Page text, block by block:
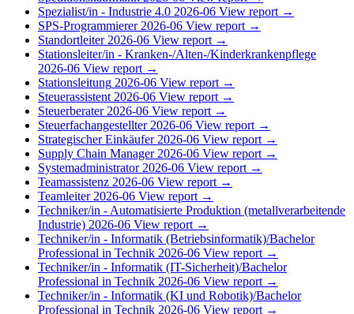
Spezialist/in - Industrie 4.0 2026-06 View report →
SPS-Programmierer 2026-06 View report →
Standortleiter 2026-06 View report →
Stationsleiter/in - Kranken-/Alten-/Kinderkrankenpflege
2026-06 View report →
Stationsleitung 2026-06 View report →
Steuerassistent 2026-06 View report →
Steuerberater 2026-06 View report →
Steuerfachangestellter 2026-06 View report →
Strategischer Einkäufer 2026-06 View report →
Supply Chain Manager 2026-06 View report →
Systemadministrator 2026-06 View report →
Teamassistenz 2026-06 View report →
Teamleiter 2026-06 View report →
Techniker/in - Automatisierte Produktion (metallverarbeitende
Industrie) 2026-06 View report →
Techniker/in - Informatik (Betriebsinformatik)/Bachelor
Professional in Technik 2026-06 View report →
Techniker/in - Informatik (IT-Sicherheit)/Bachelor
Professional in Technik 2026-06 View report →
Techniker/in - Informatik (KI und Robotik)/Bachelor
Professional in Technik 2026-06 View report →